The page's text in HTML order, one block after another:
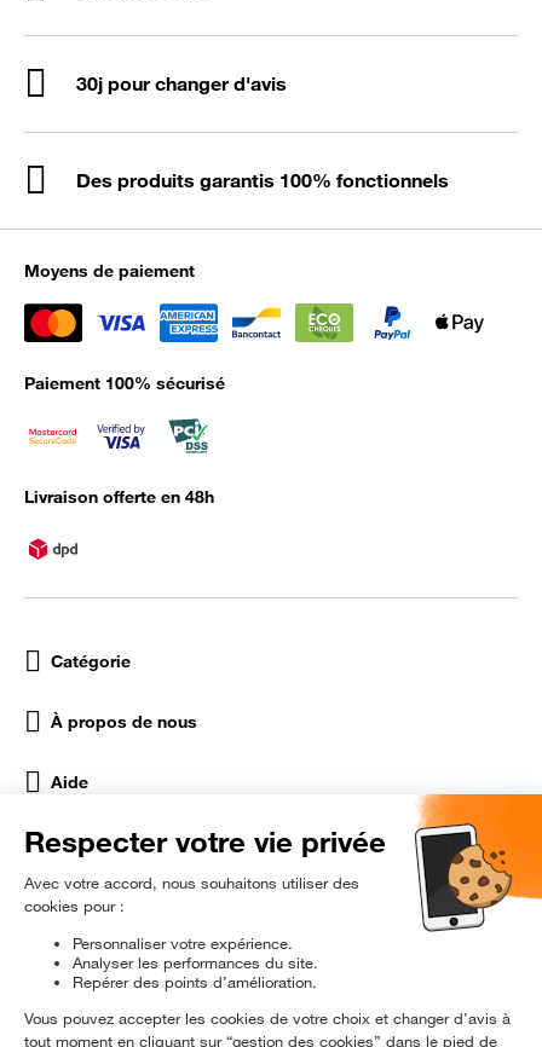
30j pour changer d'avis
Des produits garantis 100% fonctionnels
Moyens de paiement
Paiement 100% sécurisé
Livraison offerte en 48h
Catégorie
À propos de nous
Aide
Réseaux Sociaux